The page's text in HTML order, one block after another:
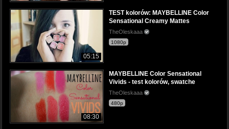
05:15
TEST kolorów: MAYBELLINE Color
Sensational Creamy Mattes
TheOleskaaa
1080p
08:30
MAYBELLINE Color Sensational
Vivids - test kolorów, swatche
TheOleskaaa
480p